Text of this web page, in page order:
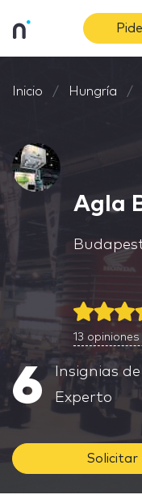
Inicio Hungría
Agla
13
6
Insignias de
Experto
Solicitar